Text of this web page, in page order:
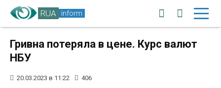
RUA inform
Гривна потеряла в цене. Курс валют
НБУ
20.03.2023 в 11:22 406